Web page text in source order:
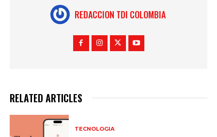
REDACCION TDI COLOMBIA
RELATED ARTICLES
TECNOLOGIA